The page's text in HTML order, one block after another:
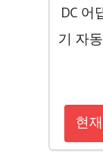
DC 어
기 자
현